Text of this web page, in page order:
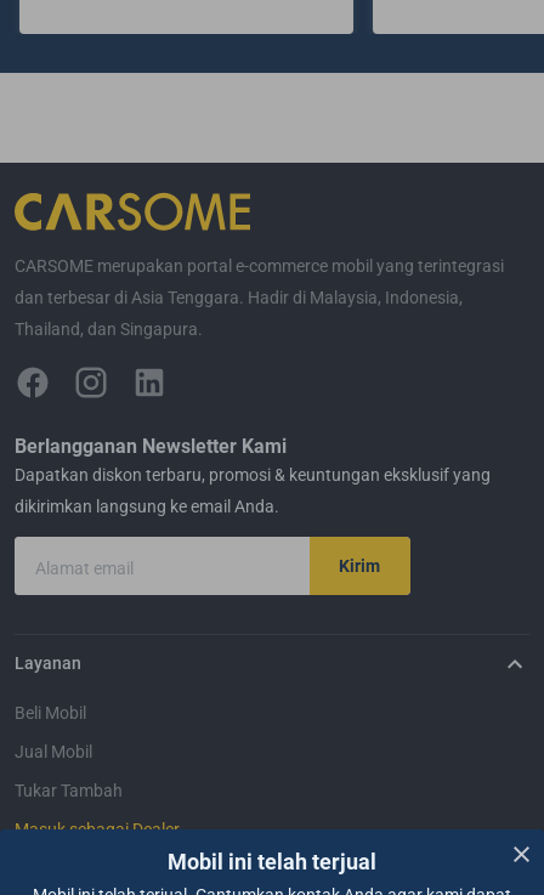
Mobil ini telah terjual
CARSOME merupakan portal e-commerce mobil yang terintegrasi
dan terbesar di Asia Tenggara. Hadir di Malaysia, Indonesia,
Thailand, dan Singapura.
Berlangganan Newsletter Kami
Dapatkan diskon terbaru, promosi & keuntungan eksklusif yang
dikirimkan langsung ke email Anda.
Alamat email Kirim
Layanan
Beli Mobil
Jual Mobil
Tukar Tambah
Masuk sebagai Dealer